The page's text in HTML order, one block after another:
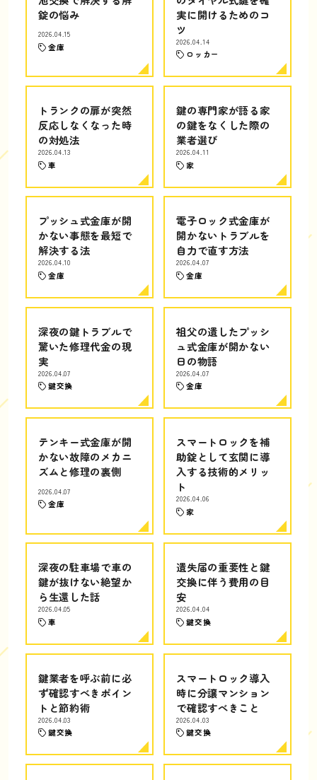
錠の悩み
2026.04.15
金庫
実に開けるためのコ
ツ
2026.04.14
ロッカー
トランクの扉が突然
反応しなくなった時
の対処法
2026.04.13
車
鍵の専門家が語る家
の鍵をなくした際の
業者選び
2026.04.11
家
プッシュ式金庫が開
かない事態を最短で
解決する法
2026.04.10
金庫
電子ロック式金庫が
開かないトラブルを
自力で直す方法
2026.04.07
金庫
深夜の鍵トラブルで
驚いた修理代金の現
実
2026.04.07
鍵交換
祖父の遺したプッシ
ュ式金庫が開かない
日の物語
2026.04.07
金庫
テンキー式金庫が開
かない故障のメカニ
ズムと修理の裏側
2026.04.07
金庫
スマートロックを補
助錠として玄関に導
入する技術的メリッ
ト
2026.04.06
家
深夜の駐車場で車の
鍵が抜けない絶望か
ら生還した話
2026.04.05
車
遺失届の重要性と鍵
交換に伴う費用の目
安
2026.04.04
鍵交換
鍵業者を呼ぶ前に必
ず確認すべきポイン
トと節約術
2026.04.03
鍵交換
スマートロック導入
時に分譲マンション
で確認すべきこと
2026.04.03
鍵交換